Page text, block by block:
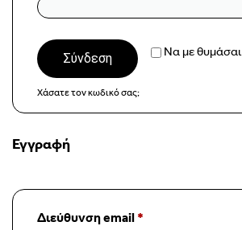
Να με θυμάσαι
Σύνδεση
Χάσατε τον κωδικό σας;
Εγγραφή
Διεύθυνση email *